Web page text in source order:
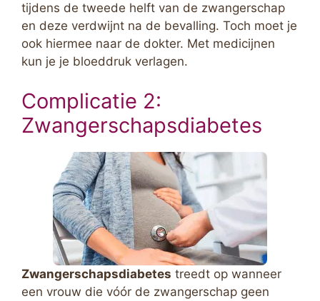
tijdens de tweede helft van de zwangerschap
en deze verdwijnt na de bevalling. Toch moet je
ook hiermee naar de dokter. Met medicijnen
kun je je bloeddruk verlagen.
Complicatie 2:
Zwangerschapsdiabetes
Zwangerschapsdiabetes treedt op wanneer
een vrouw die vóór de zwangerschap geen